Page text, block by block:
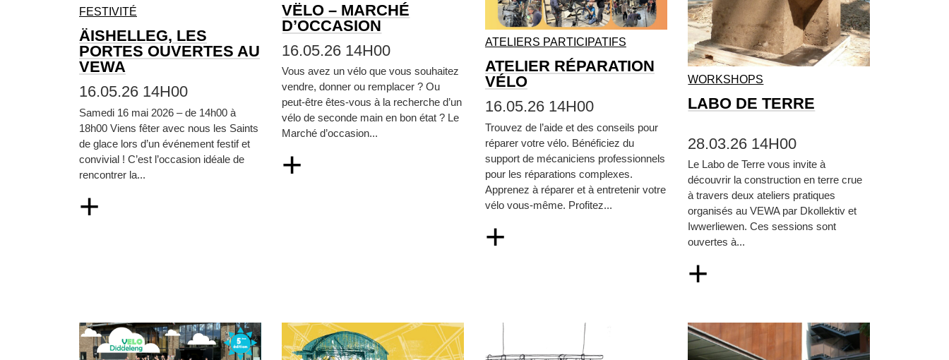
FESTIVITÉ
ÄISHELLEG, LES
PORTES OUVERTES AU
VEWA
16.05.26 14H00
Samedi 16 mai 2026 – de 14h00 à
18h00 Viens fêter avec nous les Saints
de glace lors d’un événement festif et
convivial ! C’est l’occasion idéale de
rencontrer la...
+
VËLO – MARCHÉ
D’OCCASION
16.05.26 14H00
Vous avez un vélo que vous souhaitez
vendre, donner ou remplacer ? Ou
peut‑être êtes‑vous à la recherche d’un
vélo de seconde main en bon état ? Le
Marché d’occasion...
+
ATELIERS PARTICIPATIFS
ATELIER RÉPARATION
VÉLO
16.05.26 14H00
Trouvez de l’aide et des conseils pour
réparer votre vélo. Bénéficiez du
support de mécaniciens professionnels
pour les réparations complexes.
Apprenez à réparer et à entretenir votre
vélo vous‑même. Profitez...
+
WORKSHOPS
LABO DE TERRE
28.03.26 14H00
Le Labo de Terre vous invite à
découvrir la construction en terre crue
à travers deux ateliers pratiques
organisés au VEWA par Dkollektiv et
Iwwerliewen. Ces sessions sont
ouvertes à...
+